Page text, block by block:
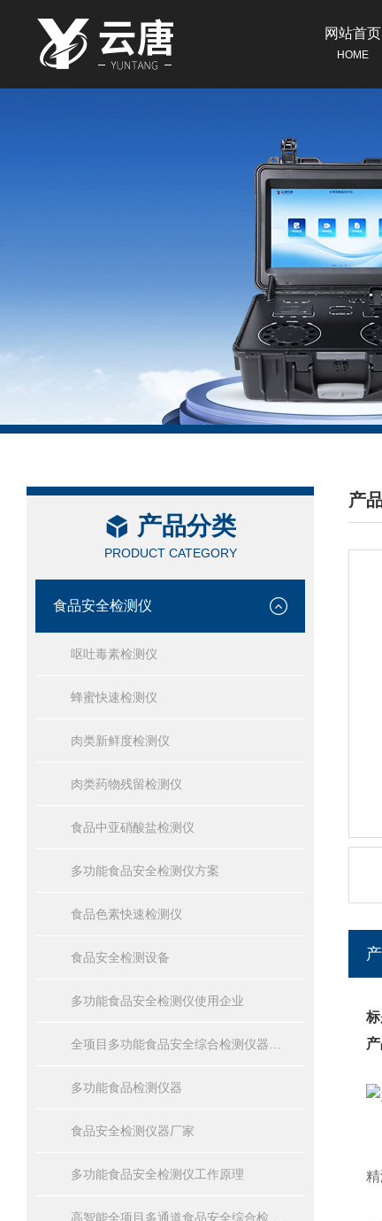
网站首页
HOME
产品分类
PRODUCT CATEGORY
食品安全检测仪
呕吐毒素检测仪
蜂蜜快速检测仪
肉类新鲜度检测仪
肉类药物残留检测仪
食品中亚硝酸盐检测仪
多功能食品安全检测仪方案
食品色素快速检测仪
食品安全检测设备
多功能食品安全检测仪使用企业
多功能食品检测仪器
食品安全检测仪器厂家
多功能食品安全检测仪工作原理
产
/